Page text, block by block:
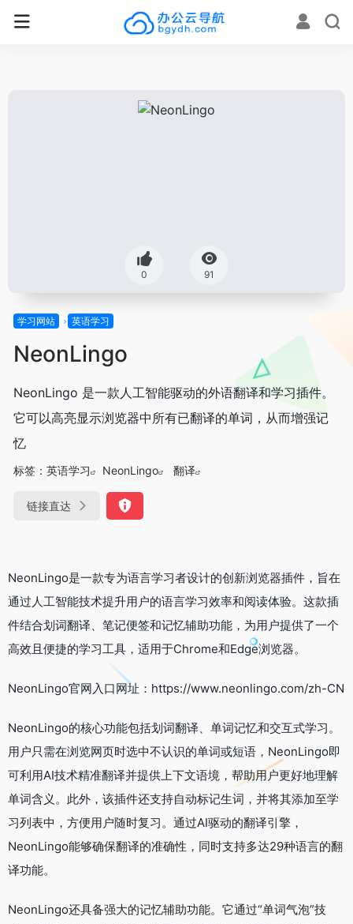
0 91
学习网站 英语学习
NeonLingo
NeonLingo 是一款人工智能驱动的外语翻译和学习插件。
它可以高亮显示浏览器中所有已翻译的单词，从而增强记
忆
标签： 英语学习 NeonLingo 翻译
链接直达
NeonLingo是一款专为语言学习者设计的创新浏览器插件，旨在
通过人工智能技术提升用户的语言学习效率和阅读体验。这款插
件结合划词翻译、笔记便签和记忆辅助功能，为用户提供了一个
高效且便捷的学习工具，适用于Chrome和Edge浏览器。
NeonLingo官网入口网址：https://www.neonlingo.com/zh-CN
NeonLingo的核心功能包括划词翻译、单词记忆和交互式学习。
用户只需在浏览网页时选中不认识的单词或短语，NeonLingo即
可利用AI技术精准翻译并提供上下文语境，帮助用户更好地理解
单词含义。此外，该插件还支持自动标记生词，并将其添加至学
习列表中，方便用户随时复习。通过AI驱动的翻译引擎，
NeonLingo能够确保翻译的准确性，同时支持多达29种语言的翻
译功能。
NeonLingo还具备强大的记忆辅助功能。它通过“单词气泡”技